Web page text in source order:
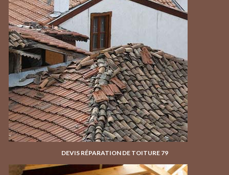
DEVIS RÉPARATION DE TOITURE 79